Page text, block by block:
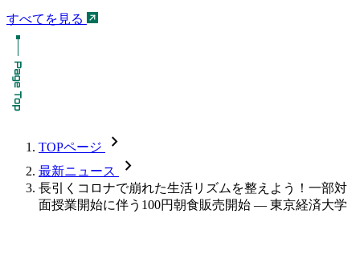
すべてを見る
TOPページ chevron_forward
最新ニュース chevron_forward
長引くコロナで崩れた生活リズムを整えよう！一部対
面授業開始に伴う100円朝食販売開始 — 東京経済大学